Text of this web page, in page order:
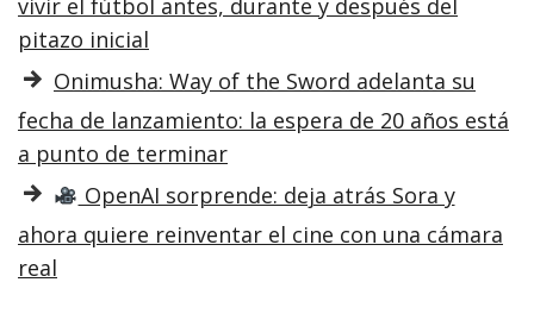
vivir el fútbol antes, durante y después del
pitazo inicial
Onimusha: Way of the Sword adelanta su
fecha de lanzamiento: la espera de 20 años está
a punto de terminar
OpenAI sorprende: deja atrás Sora y
ahora quiere reinventar el cine con una cámara
real